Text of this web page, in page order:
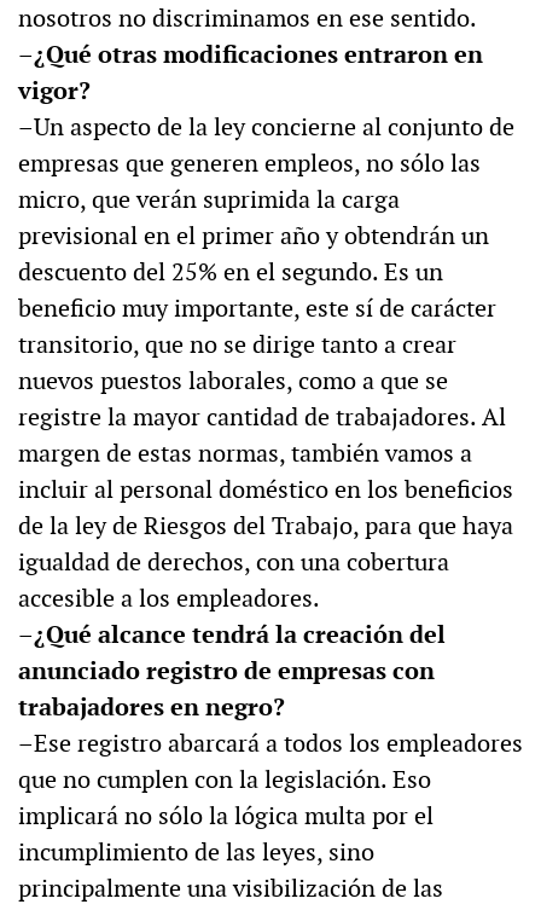
nosotros no discriminamos en ese sentido.
–¿Qué otras modificaciones entraron en
vigor?
–Un aspecto de la ley concierne al conjunto de
empresas que generen empleos, no sólo las
micro, que verán suprimida la carga
previsional en el primer año y obtendrán un
descuento del 25% en el segundo. Es un
beneficio muy importante, este sí de carácter
transitorio, que no se dirige tanto a crear
nuevos puestos laborales, como a que se
registre la mayor cantidad de trabajadores. Al
margen de estas normas, también vamos a
incluir al personal doméstico en los beneficios
de la ley de Riesgos del Trabajo, para que haya
igualdad de derechos, con una cobertura
accesible a los empleadores.
–¿Qué alcance tendrá la creación del
anunciado registro de empresas con
trabajadores en negro?
–Ese registro abarcará a todos los empleadores
que no cumplen con la legislación. Eso
implicará no sólo la lógica multa por el
incumplimiento de las leyes, sino
principalmente una visibilización de las